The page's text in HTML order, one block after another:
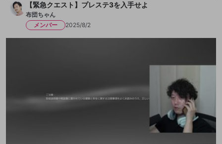
【緊急クエスト】プレステ3を入手せよ
布団ちゃん
メンバー
2025/8/2